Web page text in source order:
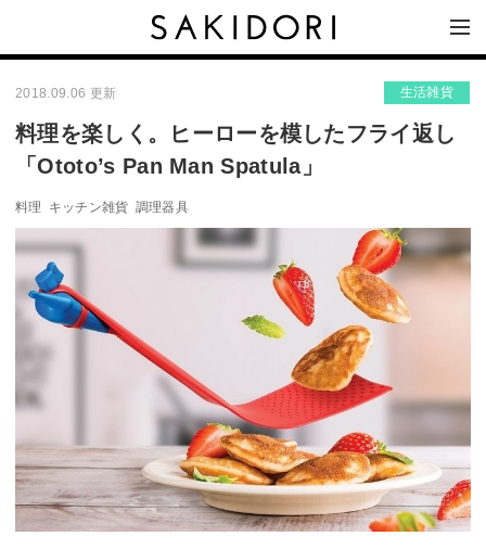
2018.09.06 更新 生活雑貨
料理を楽しく。ヒーローを模したフライ返し
「Ototo’s Pan Man Spatula」
料理 キッチン雑貨 調理器具